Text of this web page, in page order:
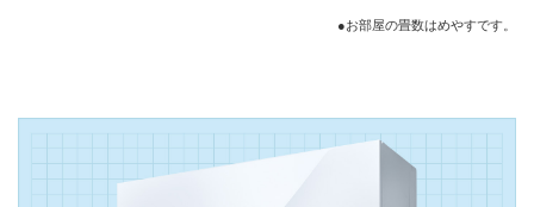
●お部屋の畳数はめやすです。